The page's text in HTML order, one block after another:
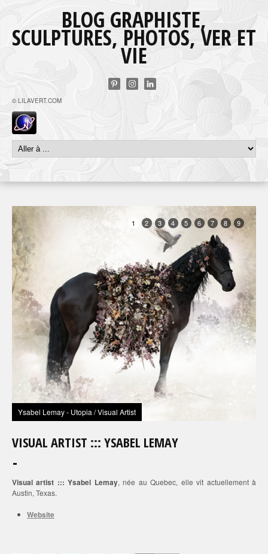
BLOG GRAPHISTE,
SCULPTURES, PHOTOS, VER ET
VIE
© LILAVERT.COM
Ysabel Lemay - Utopia / Visual Artist
1 2 3 4 5 6 7 8 9
VISUAL ARTIST ::: YSABEL LEMAY
Visual artist ::: Ysabel Lemay, née au Quebec, elle vit actuellement à
Austin, Texas.
Website